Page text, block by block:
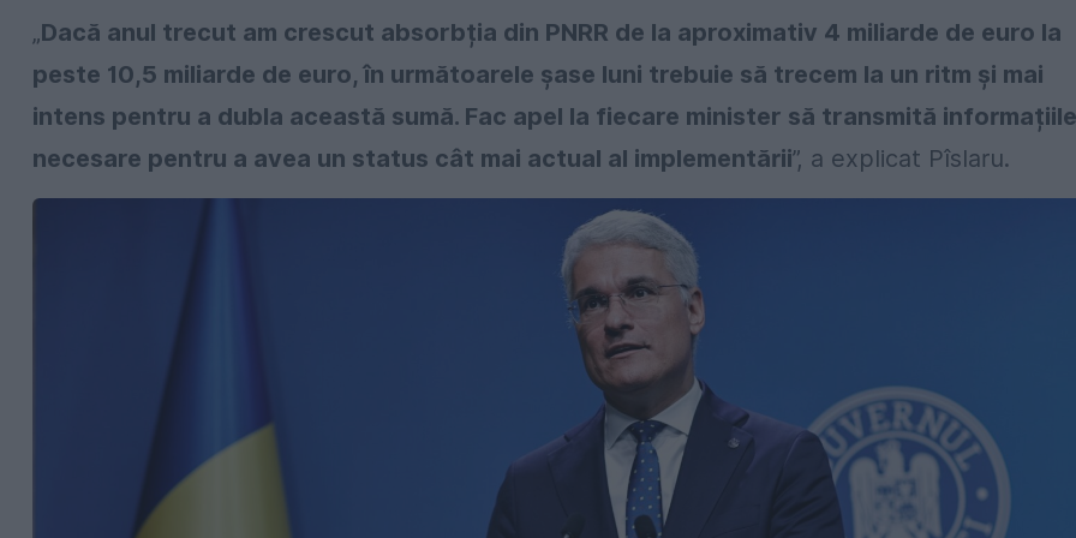
„Dacă anul trecut am crescut absorbția din PNRR de la aproximativ 4 miliarde de euro la
peste 10,5 miliarde de euro, în următoarele șase luni trebuie să trecem la un ritm și mai
intens pentru a dubla această sumă. Fac apel la fiecare minister să transmită informațiile
necesare pentru a avea un status cât mai actual al implementării”, a explicat Pîslaru.